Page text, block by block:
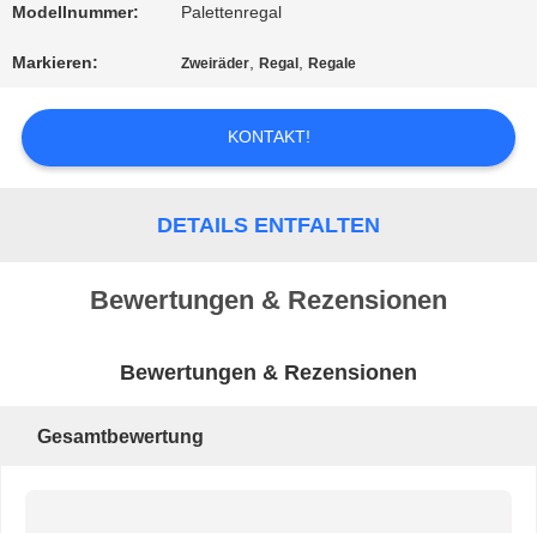
Modellnummer: Palettenregal
Markieren: Zweiräder,Regal ,Regale
KONTAKT!
DETAILS ENTFALTEN
Bewertungen & Rezensionen
Bewertungen & Rezensionen
Gesamtbewertung